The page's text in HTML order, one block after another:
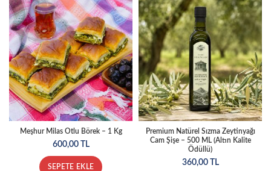
Meşhur Milas Otlu Börek – 1 Kg
600,00 TL
SEPETE EKLE
Premium Natürel Sızma Zeytinyağı
Cam Şişe – 500 ML (Altın Kalite
Ödüllü)
360,00 TL